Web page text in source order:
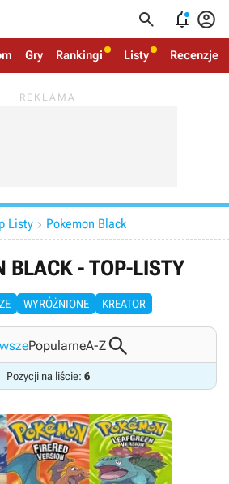
  
Gry Rankingi Listy Recenzje
Listy  Pokemon Black
BLACK - TOP-LISTY
WYRÓŻNIONE KREATOR
PopularneA-Z
Pozycji na liście: 6